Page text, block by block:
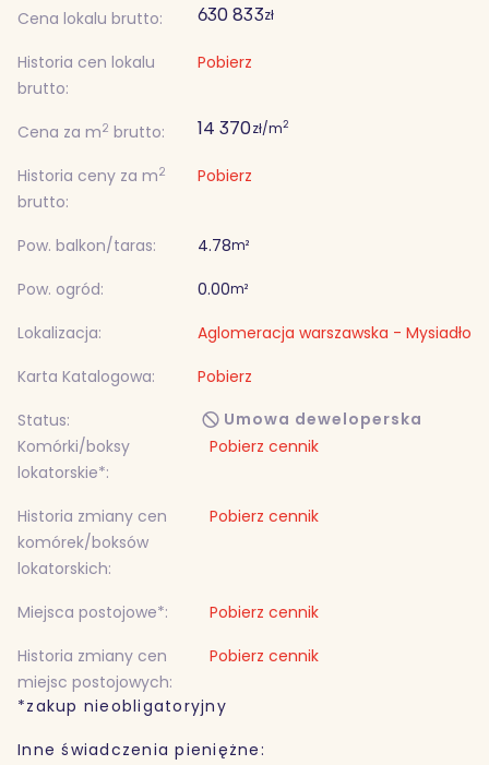
Cena lokalu brutto:
630 833zł
Historia cen lokalu
brutto:
Pobierz
Cena za m2 brutto: 14 370zł/m2
Historia ceny za m2
brutto:
Pobierz
Pow. balkon/taras: 4.78m²
Pow. ogród: 0.00m²
Lokalizacja:
Aglomeracja warszawska - Mysiadło
Karta Katalogowa:
Pobierz
Status:
Umowa deweloperska
Komórki/boksy
lokatorskie*:
Pobierz cennik
Historia zmiany cen
komórek/boksów
lokatorskich:
Pobierz cennik
Miejsca postojowe*:
Pobierz cennik
Historia zmiany cen
miejsc postojowych:
Pobierz cennik
*zakup nieobligatoryjny
Inne świadczenia pieniężne: